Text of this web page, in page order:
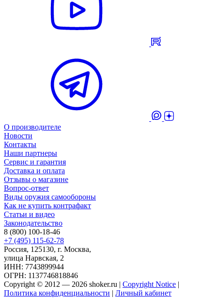
О производителе
Новости
Контакты
Наши партнеры
Сервис и гарантия
Доставка и оплата
Отзывы о магазине
Вопрос-ответ
Виды оружия самообороны
Как не купить контрафакт
Статьи и видео
Законодательство
8 (800) 100-18-46
+7 (495) 115-62-78
Россия, 125130, г. Москва,
улица Нарвская, 2
ИНН: 7743899944
ОГРН: 1137746818846
Copyright © 2012 — 2026 shoker.ru | Copyright Notice |
Политика конфиденциальности | Личный кабинет